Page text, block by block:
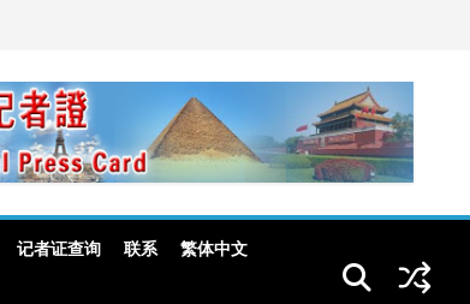
记者证查询 联系 繁体中文